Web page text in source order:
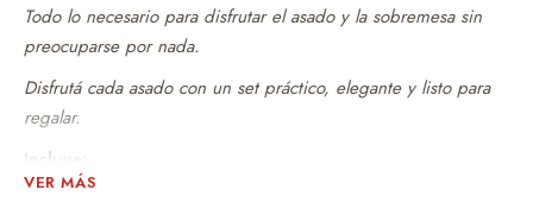
Todo lo necesario para disfrutar el asado y la sobremesa sin
preocuparse por nada.
Disfrutá cada asado con un set práctico, elegante y listo para
regalar.
Incluye:
VER MÁS